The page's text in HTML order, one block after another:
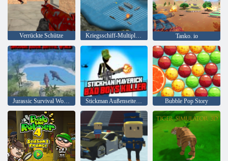
Verrückte Schütze Kriegsschiff-Multiplayer Tanko. io
Jurassic Survival World der Dinosaurier Stickman Außenseiter Bad Boys Mörder Bubble Pop Story